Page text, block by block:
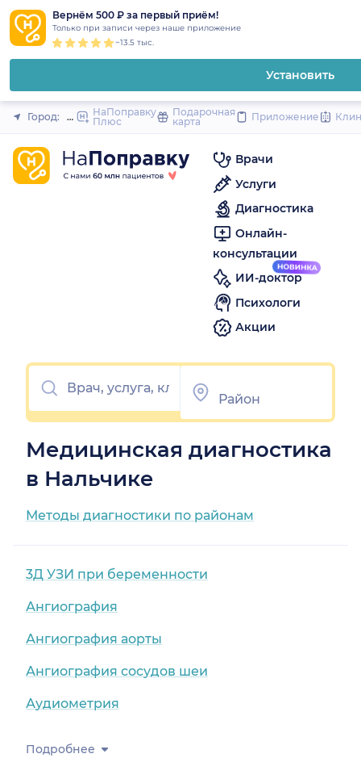
Вернём 500 ₽ за первый приём!
Только при записи через наше приложение
~13.5 тыс.
Установить
Закрыть
Город: НальчикНаПоправку
Плюс
Подарочная
карта
Приложение
Врачи
Услуги
Диагностика
Онлайн-
консультации
ИИ-доктор
Психологи
Акции
Медицинская диагностика
в Нальчике
Методы диагностики по районам
3Д УЗИ при беременности
Ангиография
Ангиография аорты
Ангиография сосудов шеи
Аудиометрия
Подробнее